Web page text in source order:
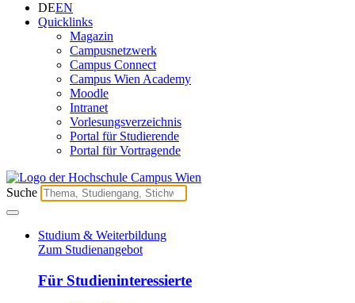
DEEN
Quicklinks
Magazin
Campusnetzwerk
Campus Connect
Campus Wien Academy
Moodle
Intranet
Vorlesungsverzeichnis
Portal für Studierende
Portal für Vortragende
Suche
Studium & Weiterbildung
Zum Studienangebot
Für Studieninteressierte